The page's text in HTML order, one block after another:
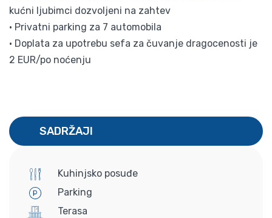
kućni ljubimci dozvoljeni na zahtev
• Privatni parking za 7 automobila
• Doplata za upotrebu sefa za čuvanje dragocenosti je
2 EUR/po noćenju
SADRŽAJI
Kuhinjsko posuđe
Parking
Terasa